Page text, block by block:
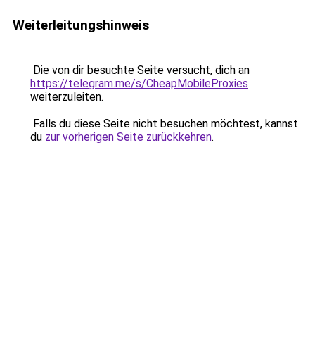
Weiterleitungshinweis
Die von dir besuchte Seite versucht, dich an
https://telegram.me/s/CheapMobileProxies
weiterzuleiten.
Falls du diese Seite nicht besuchen möchtest, kannst
du zur vorherigen Seite zurückkehren.